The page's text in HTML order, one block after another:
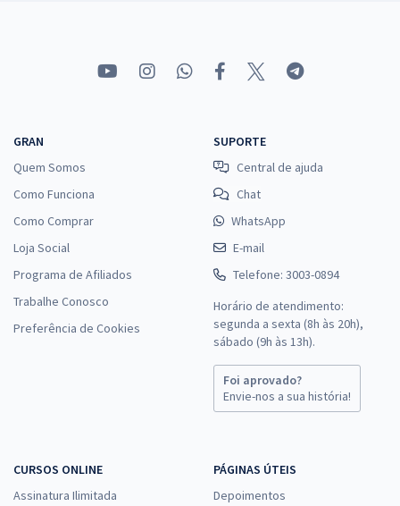
GRAN
Quem Somos
Como Funciona
Como Comprar
Loja Social
Programa de Afiliados
Trabalhe Conosco
Preferência de Cookies
SUPORTE
Central de ajuda
Chat
WhatsApp
E-mail
Telefone: 3003-0894
Horário de atendimento:
segunda a sexta (8h às 20h),
sábado (9h às 13h).
Foi aprovado?
Envie-nos a sua história!
CURSOS ONLINE
Assinatura Ilimitada
PÁGINAS ÚTEIS
Depoimentos